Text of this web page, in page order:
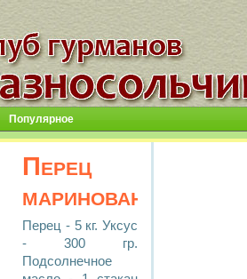
Популярное
Перец
маринованный
Перец - 5 кг. Уксус
- 300 гр.
Подсолнечное